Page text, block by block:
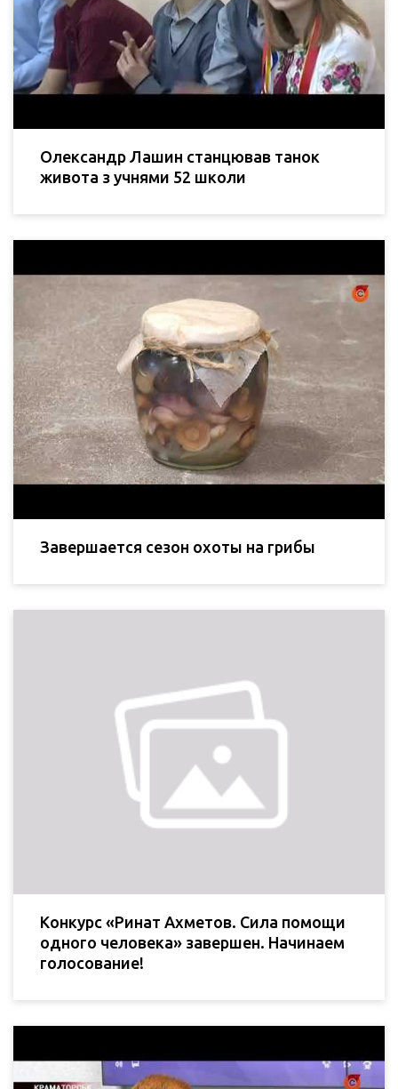
Олександр Лашин станцював танок
живота з учнями 52 школи
Завершается сезон охоты на грибы
Конкурс «Ринат Ахметов. Сила помощи
одного человека» завершен. Начинаем
голосование!